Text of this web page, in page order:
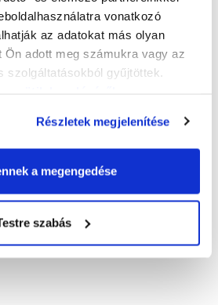
vonatkozó
az adatokat más olyan
Ön adott meg számukra vagy az
szolgáltatásokból gyűjtöttek.
Részletek megjelenítése
a megengedése
szabás